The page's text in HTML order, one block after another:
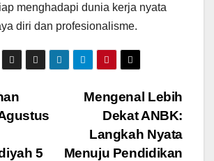
menghadapi dunia kerja nyata
diri dan profesionalisme.
Mengenal Lebih
Dekat ANBK:
Langkah Nyata
Menuju Pendidikan
5